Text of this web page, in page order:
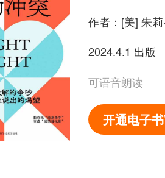
作者： [美] 朱莉
2024.4.1 出版
可语音朗读
开通电子